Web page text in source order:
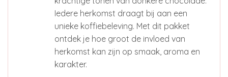
Iedere herkomst draagt bij aan een
unieke koffiebeleving. Met dit pakket
ontdek je hoe groot de invloed van
herkomst kan zijn op smaak, aroma en
karakter.